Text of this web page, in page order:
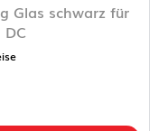
Glas schwarz für